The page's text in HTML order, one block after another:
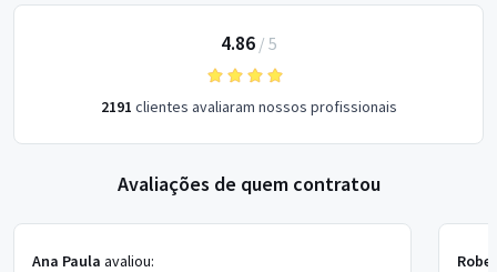
4.86/ 5
2191 clientes avaliaram nossos profissionais
Avaliações de quem contratou
Ana Paula avaliou: